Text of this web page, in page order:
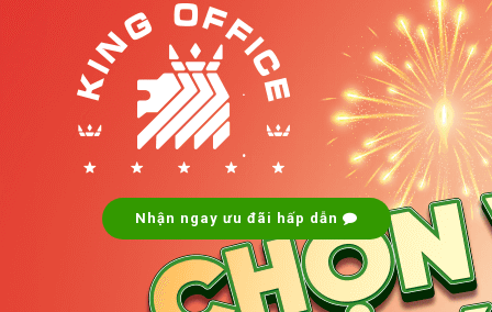
Quận 12 nằm ở phía Bắc TP.HCM, là cửa ngõ quan trọng kết
nối với các tỉnh miền Đông Nam Bộ và các khu vực kinh tế
trọng điểm của thành phố. Quận này đang trở thành một
trong những khu vực phát triển nhanh nhất của TP.HCM nhờ
vào hệ thống cơ sở hạ tầng hiện đại và các chính sách phát
triển đô thị hợp lý.
cung cấp nhiều
lựa chọn văn phòng từ hạng A, B đến C, với mức giá phù hợp
cho mọi loại hình doanh nghiệp từ nhỏ đến lớn. Bên cạnh đó,
quận 12 còn sở hữu môi trường làm việc hiện đại, không
gian xanh thoáng đãng và nhiều tiện ích phong phú xung
.
.
Nhận ngay ưu đãi hấp dẫn